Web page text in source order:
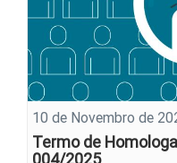
10 de Novembro de
Termo de
004/2025